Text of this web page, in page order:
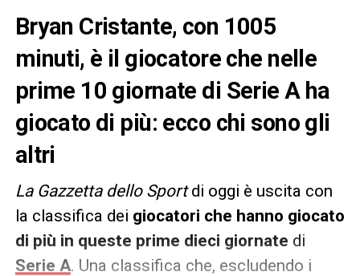
Bryan Cristante, con 1005
minuti, è il giocatore che nelle
prime 10 giornate di Serie A ha
giocato di più: ecco chi sono gli
altri
La Gazzetta dello Sportdi oggi è uscita con
la classifica dei giocatori che hanno giocato
di più in queste prime dieci giornate di
Serie A. Una classifica che, escludendo i